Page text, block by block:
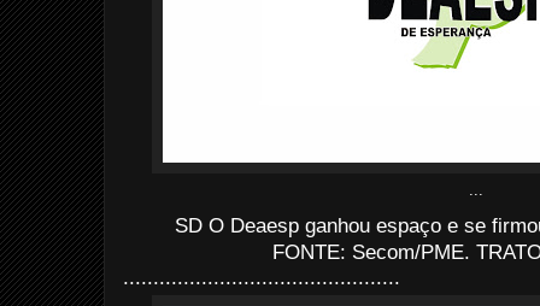
...
SD O Deaesp ganhou espaço e se
FONTE: Secom/PME.
..............................................